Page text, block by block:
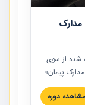
شده از سوی
پیمان»
آموزش
بندی اسناد
مشاهده دوره